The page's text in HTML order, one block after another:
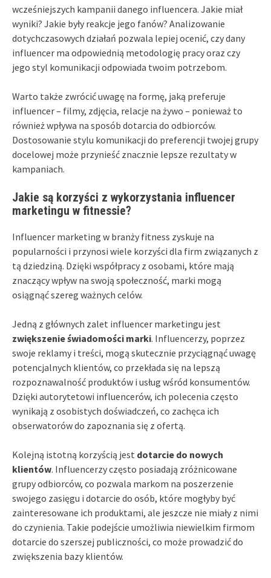
wcześniejszych kampanii danego influencera. Jakie miał
wyniki? Jakie były reakcje jego fanów? Analizowanie
dotychczasowych działań pozwala lepiej ocenić, czy dany
influencer ma odpowiednią metodologię pracy oraz czy
jego styl komunikacji odpowiada twoim potrzebom.
Warto także zwrócić uwagę na formę, jaką preferuje
influencer – filmy, zdjęcia, relacje na żywo – ponieważ to
również wpływa na sposób dotarcia do odbiorców.
Dostosowanie stylu komunikacji do preferencji twojej grupy
docelowej może przynieść znacznie lepsze rezultaty w
kampaniach.
Jakie są korzyści z wykorzystania influencer
marketingu w fitnessie?
Influencer marketing w branży fitness zyskuje na
popularności i przynosi wiele korzyści dla firm związanych z
tą dziedziną. Dzięki współpracy z osobami, które mają
znaczący wpływ na swoją społeczność, marki mogą
osiągnąć szereg ważnych celów.
Jedną z głównych zalet influencer marketingu jest
zwiększenie świadomości marki. Influencerzy, poprzez
swoje reklamy i treści, mogą skutecznie przyciągnąć uwagę
potencjalnych klientów, co przekłada się na lepszą
rozpoznawalność produktów i usług wśród konsumentów.
Dzięki autorytetowi influencerów, ich polecenia często
wynikają z osobistych doświadczeń, co zachęca ich
obserwatorów do zapoznania się z ofertą.
Kolejną istotną korzyścią jest dotarcie do nowych
klientów. Influencerzy często posiadają zróżnicowane
grupy odbiorców, co pozwala markom na poszerzenie
swojego zasięgu i dotarcie do osób, które mogłyby być
zainteresowane ich produktami, ale jeszcze nie miały z nimi
do czynienia. Takie podejście umożliwia niewielkim firmom
dotarcie do szerszej publiczności, co może prowadzić do
zwiększenia bazy klientów.